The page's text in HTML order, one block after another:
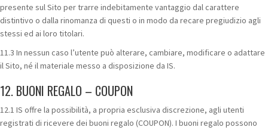
presente sul Sito per trarre indebitamente vantaggio dal carattere
distintivo o dalla rinomanza di questi o in modo da recare pregiudizio agli
stessi ed ai loro titolari.
11.3 In nessun caso l’utente può alterare, cambiare, modificare o adattare
il Sito, né il materiale messo a disposizione da IS.
12. BUONI REGALO – COUPON
12.1 IS offre la possibilità, a propria esclusiva discrezione, agli utenti
registrati di ricevere dei buoni regalo (COUPON). I buoni regalo possono